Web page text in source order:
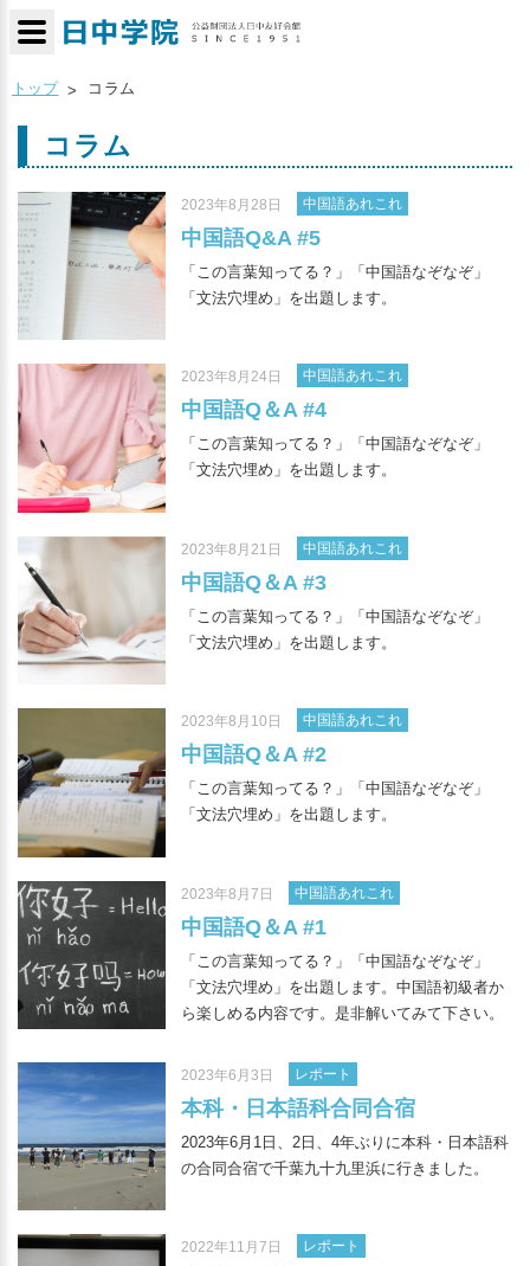
トップ コラム
コラム
2023年8月28日 中国語あれこれ
中国語Q&A #5
「この言葉知ってる？」「中国語なぞなぞ」
「文法穴埋め」を出題します。
2023年8月24日 中国語あれこれ
中国語Q＆A #4
「この言葉知ってる？」「中国語なぞなぞ」
「文法穴埋め」を出題します。
2023年8月21日 中国語あれこれ
中国語Q＆A #3
「この言葉知ってる？」「中国語なぞなぞ」
「文法穴埋め」を出題します。
2023年8月10日 中国語あれこれ
中国語Q＆A #2
「この言葉知ってる？」「中国語なぞなぞ」
「文法穴埋め」を出題します。
2023年8月7日 中国語あれこれ
中国語Q＆A #1
「この言葉知ってる？」「中国語なぞなぞ」
「文法穴埋め」を出題します。中国語初級者か
ら楽しめる内容です。是非解いてみて下さい。
2023年6月3日 レポート
本科・日本語科合同合宿
2023年6月1日、2日、4年ぶりに本科・日本語科
の合同合宿で千葉九十九里浜に行きました。
2022年11月7日 レポート